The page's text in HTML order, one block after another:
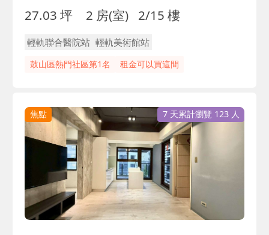
27.03 坪 2 房(室) 2/15 樓
輕軌聯合醫院站 輕軌美術館站
鼓山區熱門社區第1名 租金可以買這間
焦點 7 天累計瀏覽 123 人